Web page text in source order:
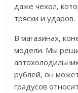
даже чехол,
тряски и ударов.
В магазинах,
модели. Мы
рублей, он
градусов